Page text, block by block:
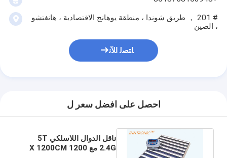
# 201 ， طريق شوندا ، منطقة يوهانج الاقتصادية ، هانغتشو
، الصين
ﺎﺘﺼﻟ ﺍﻶﻧ
احصل على افضل سعر ل
ناقل الدوال اللاسلكي 5T
2.4G مع 1200 X 1200CM